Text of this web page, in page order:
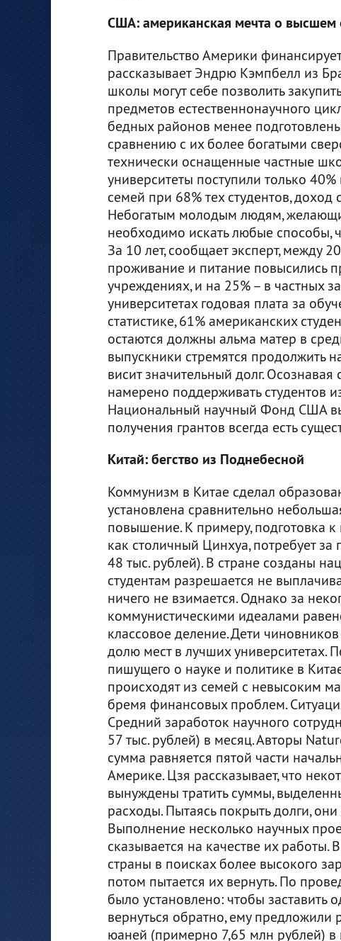
США: американская мечта о высшем
Правительство Америки
рассказывает Эндрю Кэмпбелл из
школы могут себе позволить
предметов естественнонаучного
бедных районов менее
сравнению с их более богатыми
технически оснащенные частные
университеты поступили только
семей при 68% тех студентов,
Небогатым молодым людям,
необходимо искать любые способы,
За 10 лет, сообщает эксперт, между
проживание и питание повысились
учреждениях, и на 25% – в частных
университетах годовая плата за
статистике, 61% американских
остаются должны альма матер в
выпускники стремятся продолжить
висит значительный долг.
намерено поддерживать студентов
Национальный научный Фонд США
получения грантов всегда есть
Китай: бегство из Поднебесной
Коммунизм в Китае сделал
установлена сравнительно
повышение. К примеру, подготовка
как столичный Цинхуа, потребует
48 тыс. рублей). В стране созданы
студентам разрешается не
ничего не взимается. Однако за
коммунистическими идеалами
классовое деление. Дети
долю мест в лучших университетах.
пишущего о науке и политике в
происходят из семей с невысоким
бремя финансовых проблем.
Средний заработок научного
57 тыс. рублей) в месяц. Авторы
сумма равняется пятой части
Америке. Цзя рассказывает, что
вынуждены тратить суммы,
расходы. Пытаясь покрыть долги,
Выполнение несколько научных
сказывается на качестве их работы.
страны в поисках более высокого
потом пытается их вернуть. По
было установлено: чтобы заставить
вернуться обратно, ему предложили
юаней (примерно 7,65 млн рублей) в